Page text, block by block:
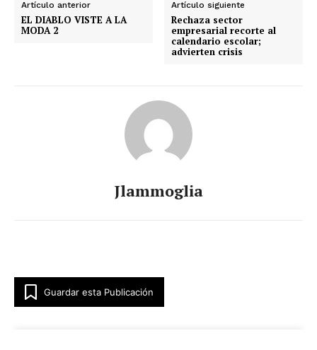
Artículo anterior
EL DIABLO VISTE A LA
MODA 2
Artículo siguiente
Rechaza sector
empresarial recorte al
calendario escolar;
advierten crisis
Jlammoglia
Guardar esta Publicación